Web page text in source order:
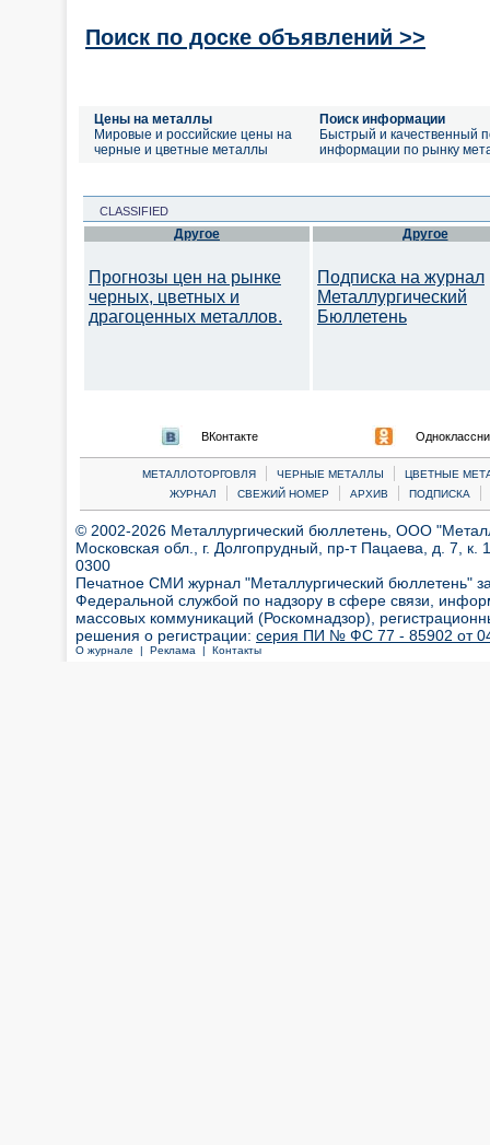
Поиск по доске объявлений >>
Цены на металлы
Мировые и российские цены на
черные и цветные металлы
Поиск информации
Быстрый и качественный
информации по рынку
CLASSIFIED
Другое
Прогнозы цен на рынке
черных, цветных и
драгоценных металлов.
Другое
Подписка на журнал
Металлургический
Бюллетень
ВКонтакте
МЕТАЛЛОТОРГОВЛЯ | ЧЕРНЫЕ МЕТАЛЛЫ |
ЦВЕТНЫЕ
ЖУРНАЛ
| СВЕЖИЙ НОМЕР | АРХИВ | ПОДПИСКА |
© 2002-2026 Металлургический бюллетень, ООО
Московская обл., г. Долгопрудный, пр-т Пацаева, д. 7,
0300
Печатное СМИ журнал "Металлургический бюллетень"
Федеральной службой по надзору в сфере связи,
массовых коммуникаций (Роскомнадзор),
решения о регистрации: серия ПИ № ФС 77 - 85902 от 04
О журнале | Реклама | Контакты